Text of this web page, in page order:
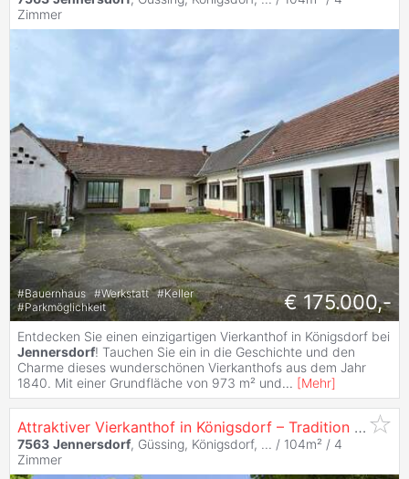
Zimmer
#Bauernhaus #Werkstatt #Keller
#Parkmöglichkeit € 175.000,-
Entdecken Sie einen einzigartigen Vierkanthof in Königsdorf bei
Jennersdorf! Tauchen Sie ein in die Geschichte und den
Charme dieses wunderschönen Vierkanthofs aus dem Jahr
1840. Mit einer Grundfläche von 973 m² und... [Mehr]
Attraktiver Vierkanthof in Königsdorf – Tradition & Komfort vereint!
7563 Jennersdorf, Güssing, Königsdorf, ... / 104m² / 4
Zimmer